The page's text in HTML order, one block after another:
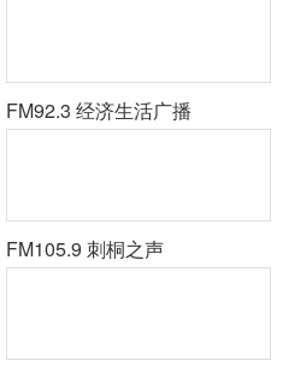
FM92.3 经济生活广播
FM105.9 刺桐之声